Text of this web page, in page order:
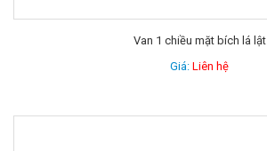
Van 1 chiều mặt bích lá lật
Giá: Liên hệ